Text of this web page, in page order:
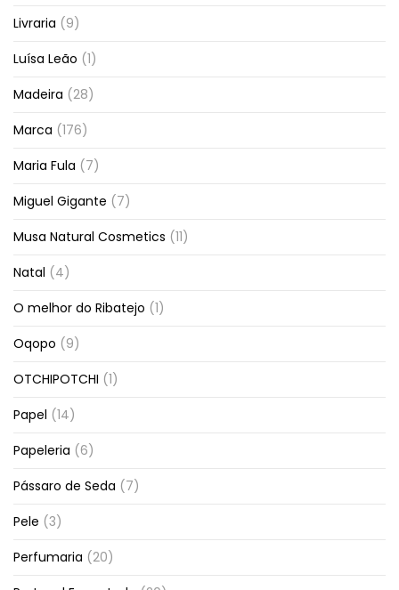
Livraria (9)
Luísa Leão (1)
Madeira (28)
Marca (176)
Maria Fula (7)
Miguel Gigante (7)
Musa Natural Cosmetics (11)
Natal (4)
O melhor do Ribatejo (1)
Oqopo (9)
OTCHIPOTCHI (1)
Papel (14)
Papeleria (6)
Pássaro de Seda (7)
Pele (3)
Perfumaria (20)